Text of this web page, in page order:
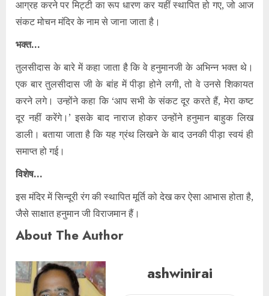
आग्रह करने पर मिट्टी का रूप धारण कर यहीं स्थापित हो गए, जो आज
संकट मोचन मंदिर के नाम से जाना जाता है।
भक्त…
तुलसीदास के बारे में कहा जाता है कि वे हनुमानजी के अभिन्न भक्त थे।
एक बार तुलसीदास जी के बांह में पीड़ा होने लगी, तो वे उनसे शिकायत
करने लगे। उन्होंने कहा कि ‘आप सभी के संकट दूर करते हैं, मेरा कष्ट
दूर नहीं करेंगे।’ इसके बाद नाराज होकर उन्होंने हनुमान बाहुक लिख
डाली। बताया जाता है कि यह ग्रंथ लिखने के बाद उनकी पीड़ा स्वयं ही
समाप्त हो गई।
विशेष…
इस मंदिर में सिन्दूरी रंग की स्थापित मूर्ति को देख कर ऐसा आभास होता है,
जैसे साक्षात हनुमान जी विराजमान हैं।
About The Author
ashwinirai